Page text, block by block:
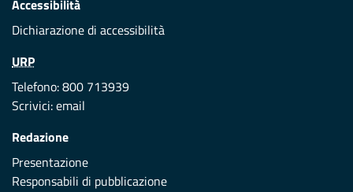
Accessibilità
Dichiarazione di accessibilità
URP
Telefono: 800 713939
Scrivici:email
Redazione
Presentazione
Responsabili di pubblicazione